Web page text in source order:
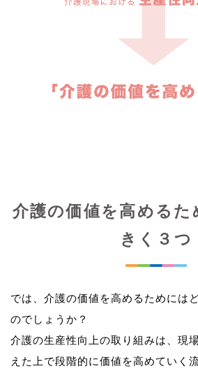
介護の価値を高めるた
きく３つ
では、介護の価値を高めるためには
のでしょうか？
介護の生産性向上の取り組みは、現
えた上で段階的に価値を高めていく